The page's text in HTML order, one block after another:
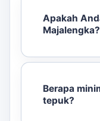
Apakah
Majalengka?
Berapa
tepuk?